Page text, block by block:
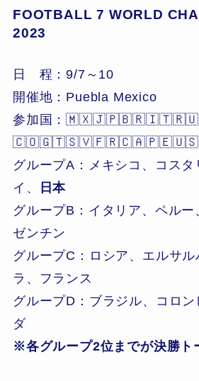
FOOTBALL 7 WORLD
2023
日 程：9/7～10
開催地：Puebla Mexico
参加国：
グループA：メキシコ、コスタ
イ、
日本
グループB：イタリア、ペル
ゼンチン
グループC：ロシア、エルサ
ラ、フランス
グループD：ブラジル、コロ
ダ
※各グループ2位までが決勝ト